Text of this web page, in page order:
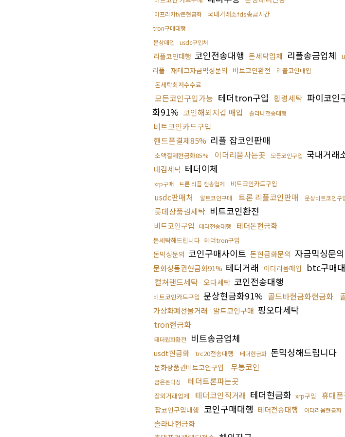
아프리카tv돈현금화 국내거래소fds송금시간
tron구매대행
문상매입
usdc구입처
리플코인대행 코인전송대행 돈세탁업체 리플송금업체
리플 재테크자금믹싱문의 비트코인환전
리플코인매입
돈세탁최저수수료
모든코인구입가능 테더tron구입 횡령세탁 파이코인
화91% 코인해외지갑 매입 솔라나전송대행
비트코인카드구입
핸드폰결제85% 리플 잡코인판매
소액결제현금화85% 이더리움사는곳 모든코인구입 국내거래
대검세탁 테더이체
xrp구매 트론 리플 전송업체 비트코인카드구입
usdc판매처 알트코인구매 트론 리플코인판매 문상비트코인구
롯데상품권세탁 비트코인환전
비트코인구입 테더전송대행 테더돈현금화
돈세탁해드립니다 테더tron구입
돈믹싱문의 코인구매사이트 돈현금화문의 자금믹싱문의
문화상품권현금화91% 테더거래 이더리움매입 btc구매
컬쳐랜드세탁 오다세탁 코인전송대행
비트코인카드구입 문상현금화91% 골드바현금화현금화
가상화폐선물거래 알트코인구매 핑오다세탁
tron현금화
태더원화환전 비트송금업체
usdt현금화 trc20전송대행 테더현금화 돈믹싱해드립니다
문화상품권비트코인구입 무통코인
금은돈믹싱 테더트론파는곳
장외거래업체 테더코인직거래 테더현금화 xrp구입 휴대
잡코인구입대행 코인구매대행 테더전송대행 이더리움현금화
솔라나현금화